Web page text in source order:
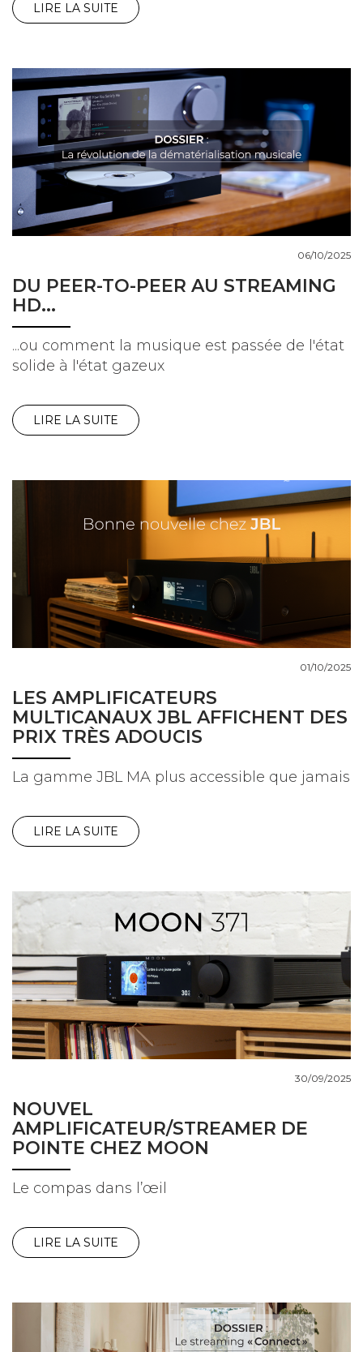
LIRE LA SUITE
DU PEER-TO-PEER AU STREAMING
HD...
06/10/2025
...ou comment la musique est passée de l'état
solide à l'état gazeux
LIRE LA SUITE
LES AMPLIFICATEURS
MULTICANAUX JBL AFFICHENT DES
PRIX TRÈS ADOUCIS
01/10/2025
La gamme JBL MA plus accessible que jamais
LIRE LA SUITE
NOUVEL
AMPLIFICATEUR/STREAMER DE
POINTE CHEZ MOON
30/09/2025
Le compas dans l’œil
LIRE LA SUITE